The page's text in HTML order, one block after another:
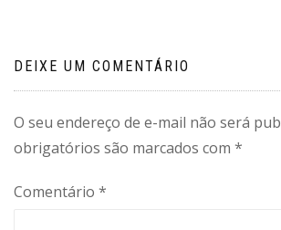
DEIXE UM COMENTÁRIO
O seu endereço de e-mail não será
obrigatórios são marcados com *
Comentário *